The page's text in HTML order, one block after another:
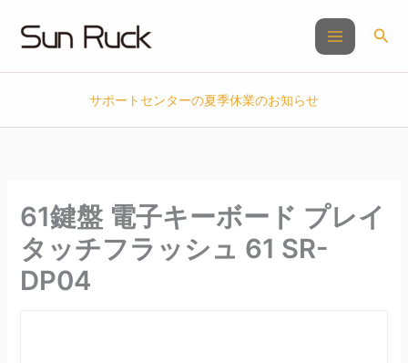
ス
検
サポートセンターの夏季休業のお知らせ
61鍵盤 電子キーボード プレイ
タッチフラッシュ 61 SR-
DP04